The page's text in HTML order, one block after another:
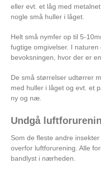
eller evt. et låg med
nogle små huller i låget.
Helt små nymfer op til 5-
fugtige omgivelser. I
bevoksningen, hvor der er
De små størrelser udtørrer
med huller i låget og evt. et
ny og næ.
Undgå
Som de fleste andre
overfor luftforurening. Alle
bandlyst i nærheden.